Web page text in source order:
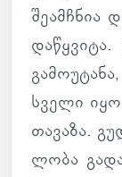
შე­ამ­ჩნია
სველი
თა­ვაზა.
ლობა